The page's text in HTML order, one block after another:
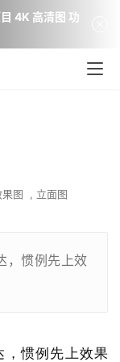
果图 , 立面图
，惯例先上效
，惯例先上效果
4K 高清图 功